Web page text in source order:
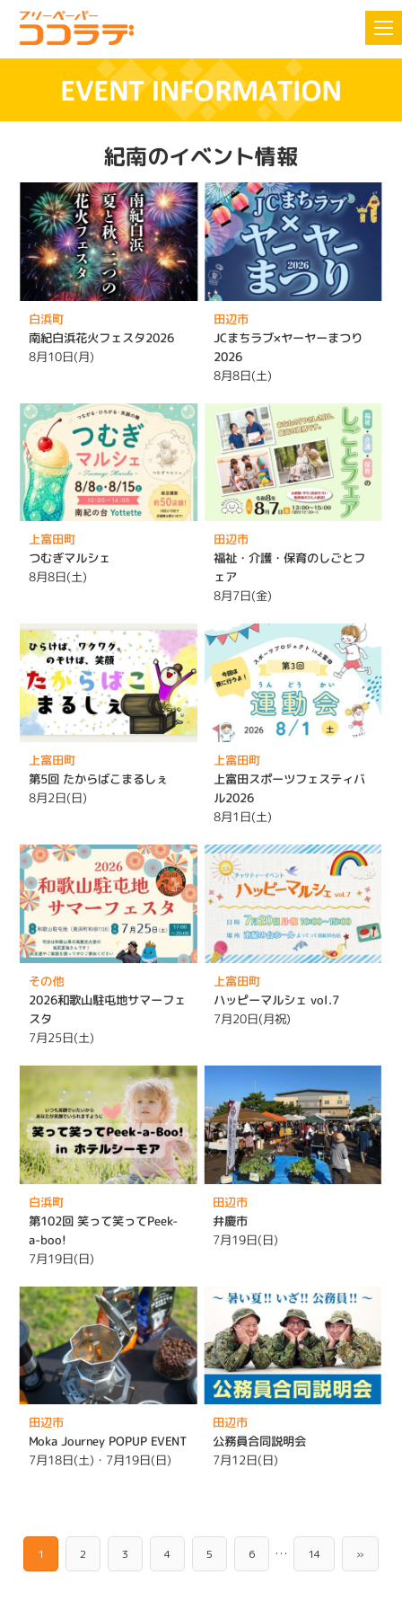
紀南のイベント情報
白浜町
南紀白浜花火フェスタ2026
8月10日(月)
田辺市
JCまちラブ×ヤーヤーまつり
2026
8月8日(土)
上富田町
つむぎマルシェ
8月8日(土)
田辺市
福祉・介護・保育のしごとフ
ェア
8月7日(金)
上富田町
第5回 たからばこまるしぇ
8月2日(日)
上富田町
上富田スポーツフェスティバ
ル2026
8月1日(土)
その他
2026和歌山駐屯地サマーフェ
スタ
7月25日(土)
上富田町
ハッピーマルシェ vol.7
7月20日(月祝)
白浜町
第102回 笑って笑ってPeek-
a-boo!
7月19日(日)
田辺市
弁慶市
7月19日(日)
田辺市
Moka Journey POPUP EVENT
7月18日(土)・7月19日(日)
田辺市
公務員合同説明会
7月12日(日)
1 2 3 4 5 6 … 14 »